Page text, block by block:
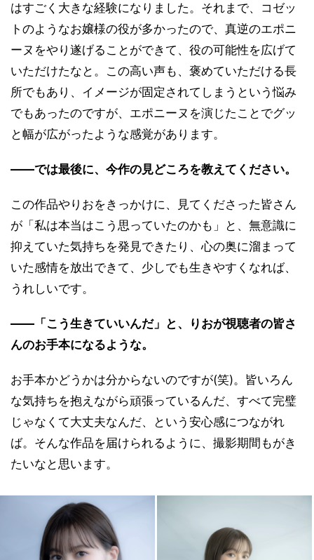
はすごく大きな経験になりました。それまで、コゼッ
トのようなお嬢様の役が多かったので、真逆のエポニ
ーヌをやり遂げることができて、役の可能性を広げて
いただけたなと。この高い声も、褒めていただける長
所でもあり、イメージが固定されてしまうという悩み
でもあったのですが、エポニーヌを演じたことでグッ
と幅が広がったような感覚があります。
――では最後に、今作の見どころを教えてください。
この作品やりおをきっかけに、見てくださった皆さん
が「私は本当はこう思っていたのかも」と、無意識に
抑えていた気持ちを発見できたり、心の奥に溜まって
いた感情を放出できて、少しでも生きやすくなれば、
うれしいです。
――「こう生きていいんだ」と、りおが視聴者の皆さ
んのお手本になるような。
お手本かどうかは分からないのですが(笑)。皆いろん
な気持ちを抱えながら頑張っているんだ、すべて完璧
じゃなくて大丈夫なんだ、という安心感につながれ
ば。そんな作品を届けられるように、撮影期間もがき
たいなと思います。